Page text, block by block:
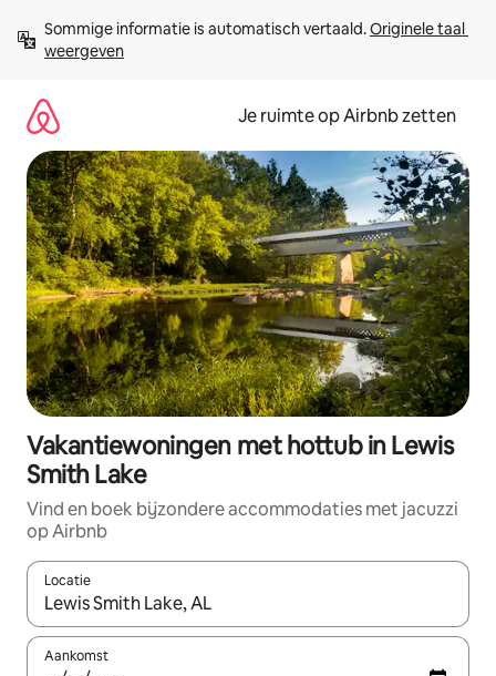
direct
naar
Sommige informatie is automatisch vertaald. Originele taal
weergeven
Je ruimte op Airbnb zetten
Vakantiewoningen met hottub in Lewis
Smith Lake
Vind en boek bijzondere accommodaties met jacuzzi
op Airbnb
Locatie
Wanneer er suggesties beschikbaar zijn, maak je een keuze
Aankomst